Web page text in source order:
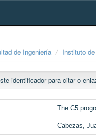
de Ingeniería Instituto
identificador para citar o
The C5
Cabezas,